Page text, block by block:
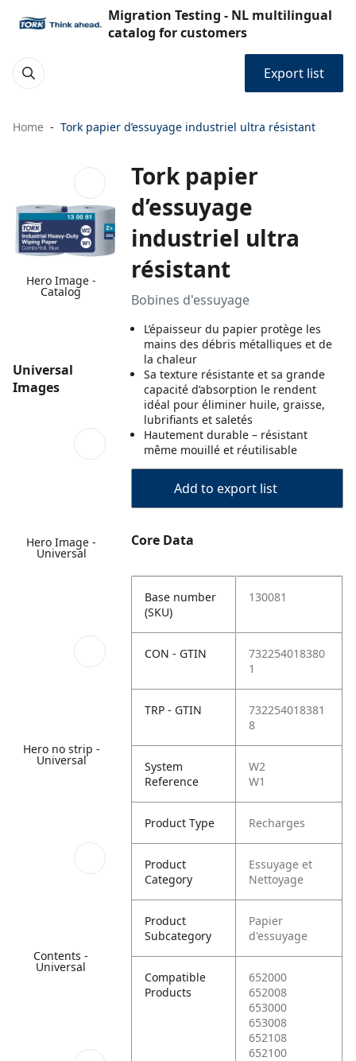
Migration Testing - NL multilingual
catalog for customers
Export list
Home Tork papier d’essuyage industriel ultra résistant
Hero Image -
Catalog
Universal
Images
Hero Image -
Universal
Hero no strip -
Universal
Contents -
Universal
Tork papier
d’essuyage
industriel ultra
résistant
Bobines d'essuyage
L’épaisseur du papier protège les
mains des débris métalliques et de
la chaleur
Sa texture résistante et sa grande
capacité d’absorption le rendent
idéal pour éliminer huile, graisse,
lubrifiants et saletés
Hautement durable – résistant
même mouillé et réutilisable
Add to export list
Core Data
Base number
(SKU)
130081
CON - GTIN
732254018380
1
TRP - GTIN
732254018381
8
System
Reference
W2
W1
Product Type Recharges
Product
Category
Essuyage et
Nettoyage
Product
Subcategory
Papier
d'essuyage
Compatible
Products
652000
652008
653000
653008
652108
652100